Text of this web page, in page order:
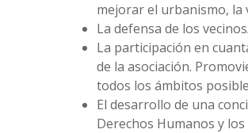
mejorar el urbanismo, la
La defensa de los
La participación en
de la asociación.
todos los ámbitos
El desarrollo de una
Derechos Humanos y